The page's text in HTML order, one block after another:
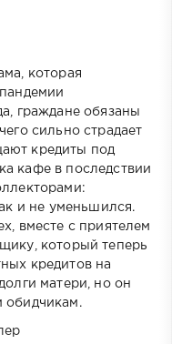
которая
граждане обязаны
сильно страдает
кредиты под
кафе в последствии
и не уменьшился.
вместе с приятелем
который теперь
кредитов на
матери, но он
обидчикам.